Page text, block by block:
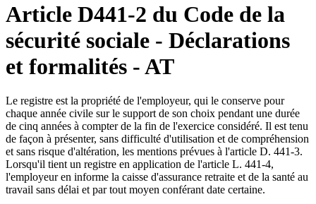
Article D441-2 du Code de la
sécurité sociale - Déclarations
et formalités - AT
Le registre est la propriété de l'employeur, qui le conserve pour
chaque année civile sur le support de son choix pendant une durée
de cinq années à compter de la fin de l'exercice considéré. Il est tenu
de façon à présenter, sans difficulté d'utilisation et de compréhension
et sans risque d'altération, les mentions prévues à l'article D. 441-3.
Lorsqu'il tient un registre en application de l'article L. 441-4,
l'employeur en informe la caisse d'assurance retraite et de la santé au
travail sans délai et par tout moyen conférant date certaine.